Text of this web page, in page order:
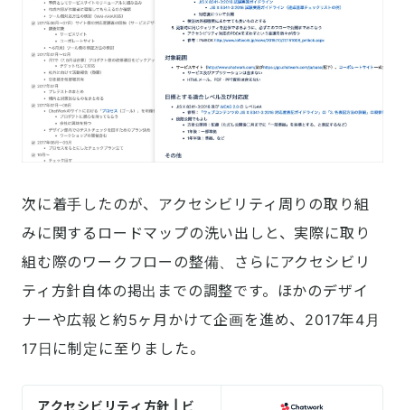
次に着手したのが、アクセシビリティ周りの取り組
みに関するロードマップの洗い出しと、実際に取り
組む際のワークフローの整備、さらにアクセシビリ
ティ方針自体の掲出までの調整です。ほかのデザイ
ナーや広報と約5ヶ月かけて企画を進め、2017年4月
17日に制定に至りました。
アクセシビリティ方針 | ビ